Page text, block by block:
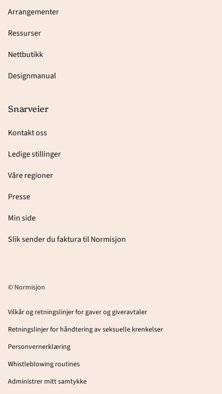
Arrangementer
Ressurser
Nettbutikk
Designmanual
Snarveier
Kontakt oss
Ledige stillinger
Våre regioner
Presse
Min side
Slik sender du faktura til Normisjon
© Normisjon
Vilkår og retningslinjer for gaver og giveravtaler
Retningslinjer for håndtering av seksuelle krenkelser
Personvernerklæring
Whistleblowing routines
Administrer mitt samtykke